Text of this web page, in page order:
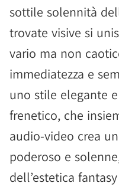
sottile solennità
trovate visive si
vario ma non
immediatezza e
uno stile elegante
frenetico, che
audio-video crea
poderoso e
dell’estetica